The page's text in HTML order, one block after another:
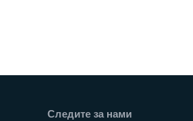
Следите за нами